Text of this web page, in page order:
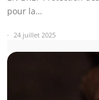
pour la…
24 juillet 2025